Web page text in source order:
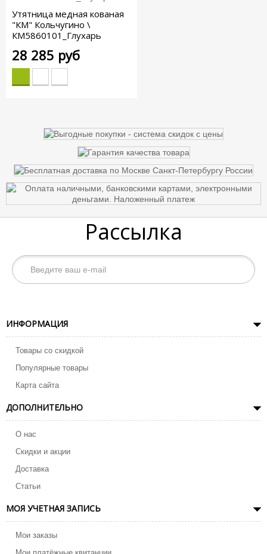
Утятница медная кованая
"КМ" Кольчугино \
КМ5860101_Глухарь
28 285 руб
Рассылка
ИНФОРМАЦИЯ
Товары со скидкой
Популярные товары
Карта сайта
ДОПОЛНИТЕЛЬНО
О нас
Скидки и акции
Доставка
Статьи
МОЯ УЧЕТНАЯ ЗАПИСЬ
Мои заказы